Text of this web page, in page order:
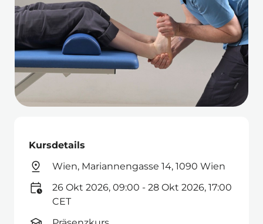
Kursdetails
Wien, Mariannengasse 14, 1090 Wien
26 Okt 2026, 09:00 - 28 Okt 2026, 17:00
CET